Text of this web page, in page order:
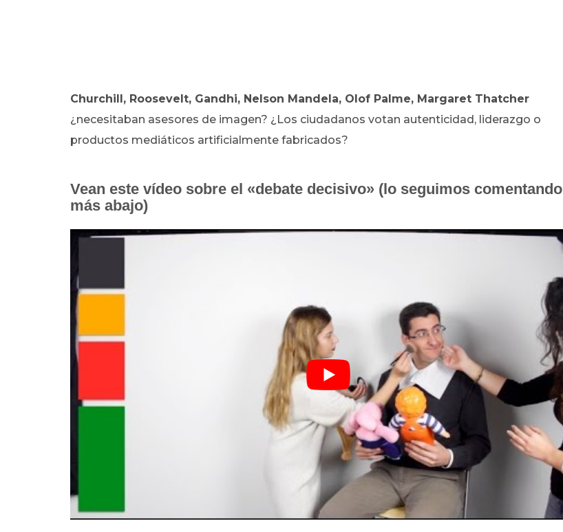
Churchill, Roosevelt, Gandhi, Nelson Mandela, Olof Palme, Margaret Thatcher
¿necesitaban asesores de imagen? ¿Los ciudadanos votan autenticidad, liderazgo o
productos mediáticos artificialmente fabricados?
Vean este vídeo sobre el «debate decisivo» (lo seguimos comentando
más abajo)